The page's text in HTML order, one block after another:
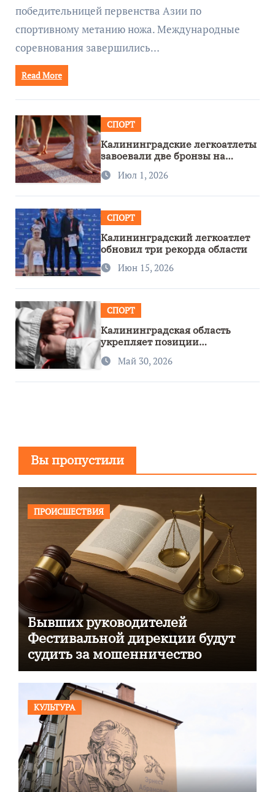
победительницей первенства Азии по
спортивному метанию ножа. Международные
соревнования завершились…
Read More
СПОРТ
Калининградские легкоатлеты
завоевали две бронзы на
первенстве России
Июл 1, 2026
СПОРТ
Калининградский легкоатлет
обновил три рекорда области
Июн 15, 2026
СПОРТ
Калининградская область
укрепляет позиции
спортивного региона
Май 30, 2026
Вы пропустили
ПРОИСШЕСТВИЯ
Бывших руководителей
Фестивальной дирекции будут
судить за мошенничество
КУЛЬТУРА